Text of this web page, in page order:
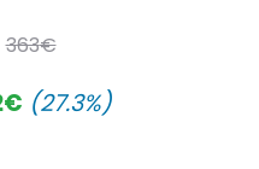
363€
€ (27.3%)